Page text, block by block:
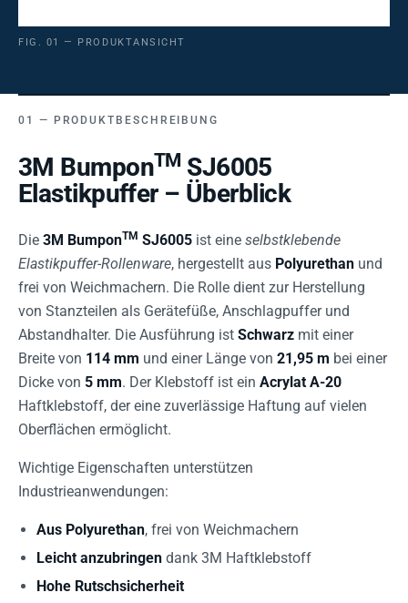
FIG. 01 — PRODUKTANSICHT
PRODUKTBESCHREIBUNG
3M BumponTM SJ6005
Elastikpuffer – Überblick
Die 3M BumponTM SJ6005 ist eine selbstklebende
Elastikpuffer-Rollenware, hergestellt aus Polyurethan und
frei von Weichmachern. Die Rolle dient zur Herstellung
von Stanzteilen als Gerätefüße, Anschlagpuffer und
Abstandhalter. Die Ausführung ist Schwarz mit einer
Breite von 114 mm und einer Länge von 21,95 m bei einer
Dicke von 5 mm. Der Klebstoff ist ein Acrylat A-20
Haftklebstoff, der eine zuverlässige Haftung auf vielen
Oberflächen ermöglicht.
Wichtige Eigenschaften unterstützen
Industrieanwendungen:
Aus Polyurethan, frei von Weichmachern
Leicht anzubringen dank 3M Haftklebstoff
Hohe Rutschsicherheit